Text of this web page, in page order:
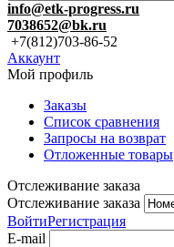
info@etk-progress.ru
7038652@bk.ru
+7(812)703-86-52
Аккаунт
Мой профиль
Заказы
Список сравнения
Запросы на возврат
Отложенные товары
Отслеживание заказа
Отслеживание заказа
ВойтиРегистрация
E-mail